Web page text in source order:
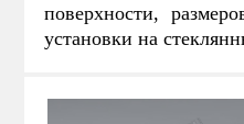
поверхности,
установки на